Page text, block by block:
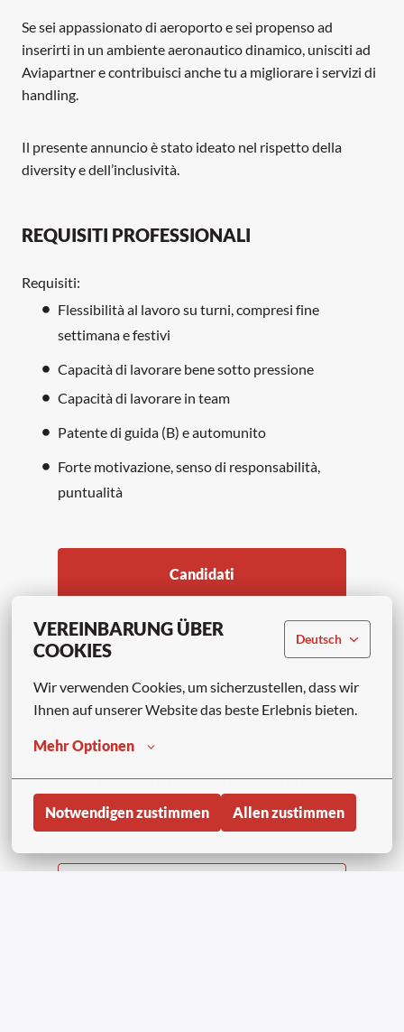
VEREINBARUNG ÜBER
COOKIES
Deutsch
Wir verwenden Cookies, um sicherzustellen, dass wir
Ihnen auf unserer Website das beste Erlebnis bieten.
Mehr Optionen
Notwendigen zustimmen Allen zustimmen
Se sei appassionato di aeroporto e sei propenso ad
inserirti in un ambiente aeronautico dinamico, unisciti ad
Aviapartner e contribuisci anche tu a migliorare i servizi di
handling.
Il presente annuncio è stato ideato nel rispetto della
diversity e dell’inclusività.
REQUISITI PROFESSIONALI
Requisiti:
Flessibilità al lavoro su turni, compresi fine
settimana e festivi
Capacità di lavorare bene sotto pressione
Capacità di lavorare in team
Patente di guida (B) e automunito
Forte motivazione, senso di responsabilità,
puntualità
Candidati
oppure
APPLY WITH LINKEDIN
UNAVAILABLE
APPLY WITH INDEEDUNAVAILABLE
Update cookies